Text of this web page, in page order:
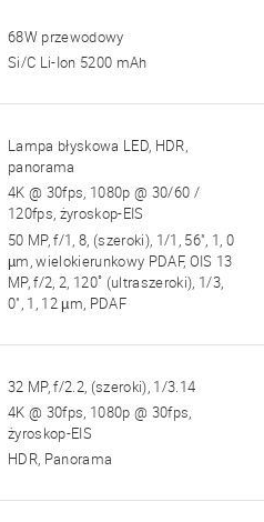
68W przewodowy
Si/C Li-Ion 5200 mAh
Lampa błyskowa LED, HDR,
panorama
4K @ 30fps, 1080p @ 30/60 /
120fps, żyroskop-EIS
50 MP, f/1, 8, (szeroki), 1/1, 56", 1, 0
µm, wielokierunkowy PDAF, OIS 13
MP, f/2, 2, 120˚ (ultraszeroki), 1/3,
0", 1, 12 µm, PDAF
32 MP, f/2.2, (szeroki), 1/3.14
4K @ 30fps, 1080p @ 30fps,
żyroskop-EIS
HDR, Panorama